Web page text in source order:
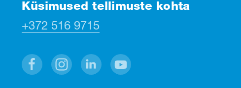
Küsimused tellimuste kohta
+372 516 9715